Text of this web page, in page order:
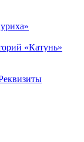
«Катунь»